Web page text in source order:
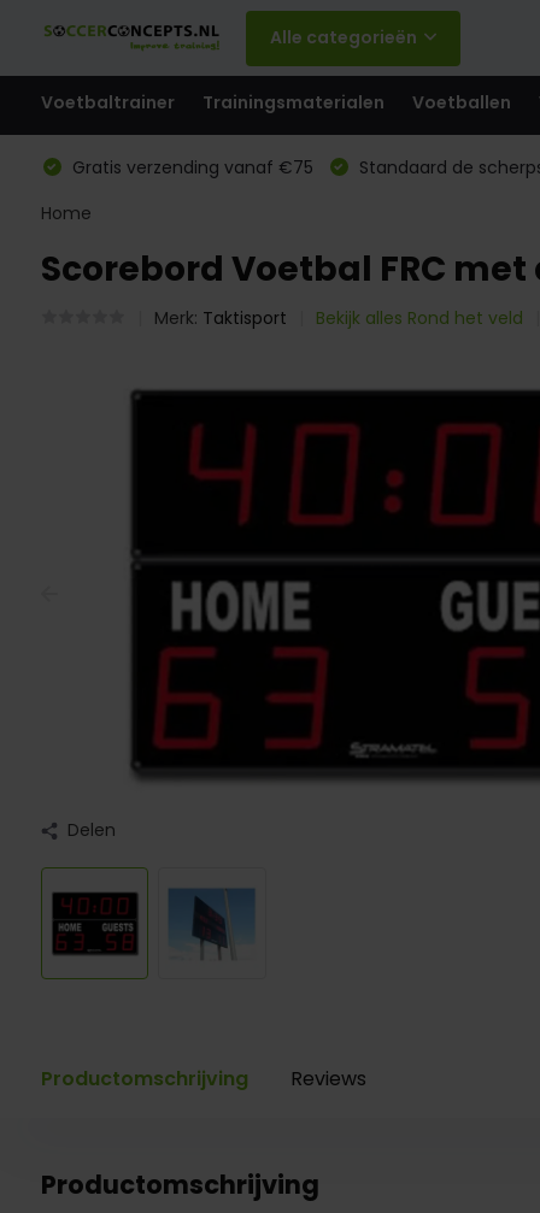
Alle categorieën
Voetbaltrainer Trainingsmaterialen Voetballen
Gratis verzending vanaf €75 Standaard de
Home
Scorebord Voetbal FRC
Merk: Taktisport Bekijk alles Rond het veld
Delen
Productomschrijving Reviews
Productomschrijving